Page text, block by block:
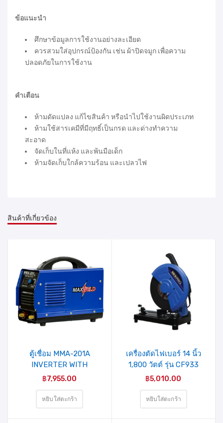
ข้อแนะนำ
ศึกษาข้อมูลการใช้งานอย่างละเอียด
ควรสวมใส่อุปกรณ์ป้องกัน เช่น ผ้าปิดจมูก เพื่อความ
ปลอดภัยในการใช้งาน
คำเตือน
ห้ามดัดแปลง แก้ไขสินค้า หรือนำไปใช้งานผิดประเภท
ห้ามใช้สารเคมีที่มีฤทธิ์เป็นกรด และด่างทำความ
สะอาด
จัดเก็บในที่แห้ง และพ้นมือเด็ก
ห้ามจัดเก็บใกล้ความร้อน และเปลวไฟ
สินค้าที่เกี่ยวข้อง
สินค้าที่
ตู้เชื่อม MMA-201A
INVERTER WITH
ACCESSORIES (MAX
฿7,955.00
หยิบใส่ตะกร้า
รายการ
สินค้าที่
เครื่องตัดไฟเบอร์ 14 นิ้ว
1,800 วัตต์ รุ่น CF933
(04-009-001) MIXPRO
฿5,010.00
หยิบใส่ตะกร้า